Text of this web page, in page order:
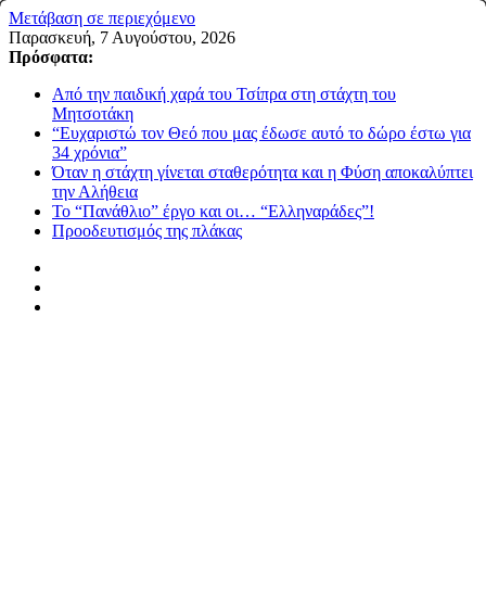
Μετάβαση σε περιεχόμενο
Παρασκευή, 7 Αυγούστου, 2026
Πρόσφατα:
Από την παιδική χαρά του Τσίπρα στη στάχτη του
Μητσοτάκη
“Ευχαριστώ τον Θεό που μας έδωσε αυτό το δώρο έστω για
34 χρόνια”
Όταν η στάχτη γίνεται σταθερότητα και η Φύση αποκαλύπτει
την Αλήθεια
Το “Πανάθλιο” έργο και οι… “Ελληναράδες”!
Προοδευτισμός της πλάκας